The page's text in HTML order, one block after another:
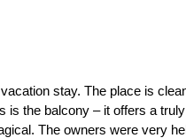
stay. The place is
is the balcony – it offers a
The owners were very